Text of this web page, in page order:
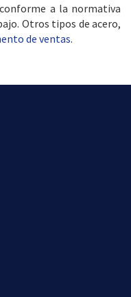
a la normativa
Otros tipos de acero,
de ventas.